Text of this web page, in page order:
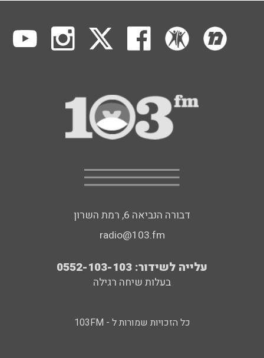
דבורה הנביאה 6, רמת השרון
radio@103.fm
עלייה לשידור: 0552-103-103
בעלות שיחה רגילה
כל הזכויות שמורות ל - 103FM